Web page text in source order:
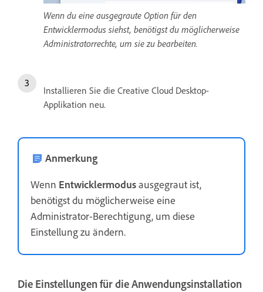
Wenn du eine ausgegraute Option für den
Entwicklermodus siehst, benötigst du möglicherweise
Administratorrechte, um sie zu bearbeiten.
Installieren Sie die Creative Cloud Desktop-
Applikation neu.
Anmerkung
Wenn Entwicklermodusausgegraut ist,
benötigst du möglicherweise eine
Administrator-Berechtigung, um diese
Einstellung zu ändern.
Die Einstellungen für die Anwendungsinstallation